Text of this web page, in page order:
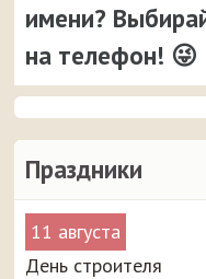
Праздники
11 августа
День строителя
имени?
на телефон! 😜